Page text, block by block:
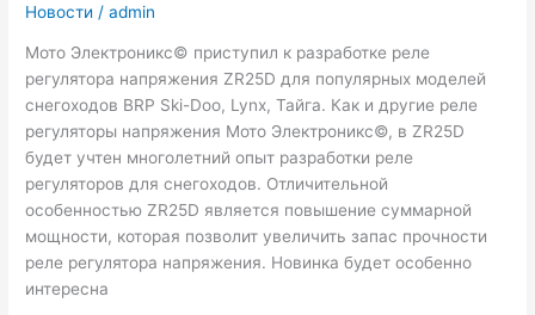
Новости /admin
Мото Электроникс© приступил к разработке реле
регулятора напряжения ZR25D для популярных моделей
снегоходов BRP Ski-Doo, Lynx, Тайга. Как и другие реле
регуляторы напряжения Мото Электроникс©, в ZR25D
будет учтен многолетний опыт разработки реле
регуляторов для снегоходов. Отличительной
особенностью ZR25D является повышение суммарной
мощности, которая позволит увеличить запас прочности
реле регулятора напряжения. Новинка будет особенно
интересна